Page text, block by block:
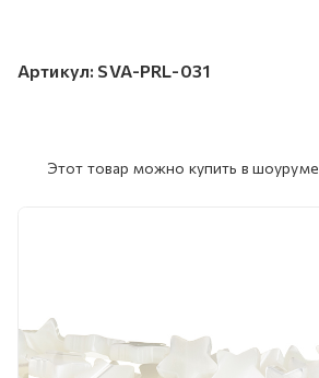
Артикул: SVA-PRL-031
Этот товар можно купить в шоуруме